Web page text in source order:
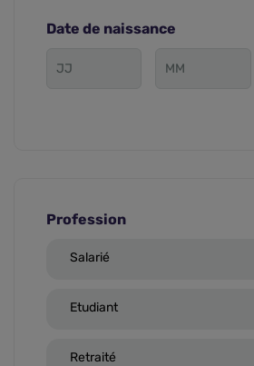
Date de naissance
Profession
Salarié
Etudiant
Retraité